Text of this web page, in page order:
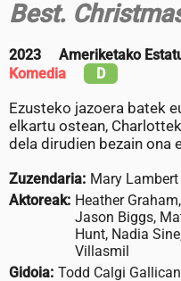
Best.
2023 Ameriketako
Komedia
D
Ezusteko jazoera batek
elkartu ostean,
dela dirudien bezain ona
Zuzendaria: Mary Lambert
Aktoreak: Heather
Jason Biggs,
Hunt, Nadia
Villasmil
Gidoia: Todd Calgi